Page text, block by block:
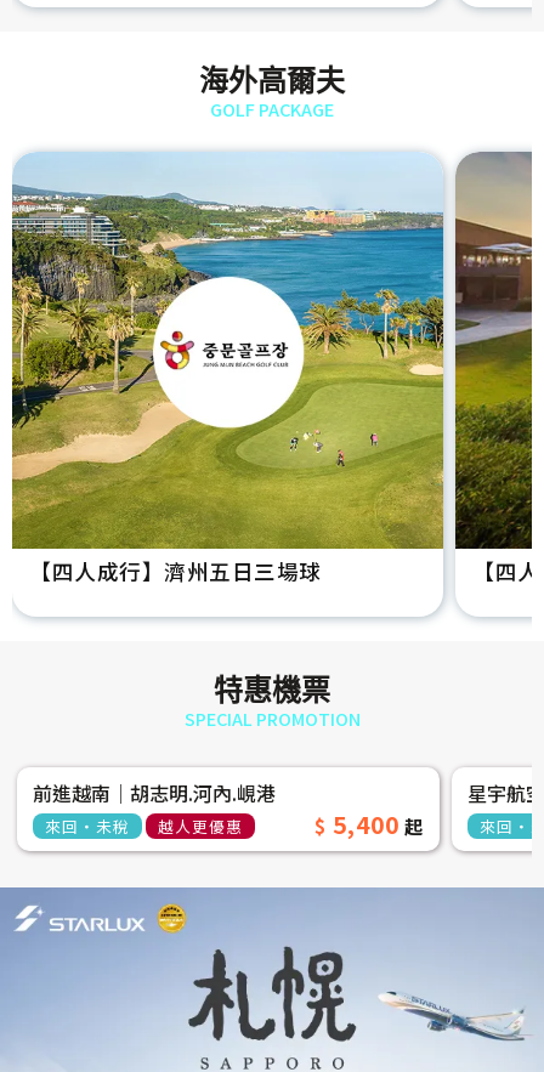
海外高爾夫
GOLF PACKAGE
【四人成行】濟州五日三場球 【四
特惠機票
SPECIAL PROMOTION
前進越南│胡志明.河內.峴港
來回‧未稅 越人更優惠 5,400
星宇航
來回‧